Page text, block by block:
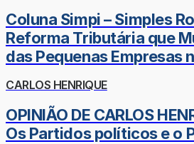
Coluna Simpi – Simples
Reforma Tributária que
das Pequenas Empresas
CARLOS HENRIQUE
OPINIÃO DE CARLOS
Os Partidos políticos e o